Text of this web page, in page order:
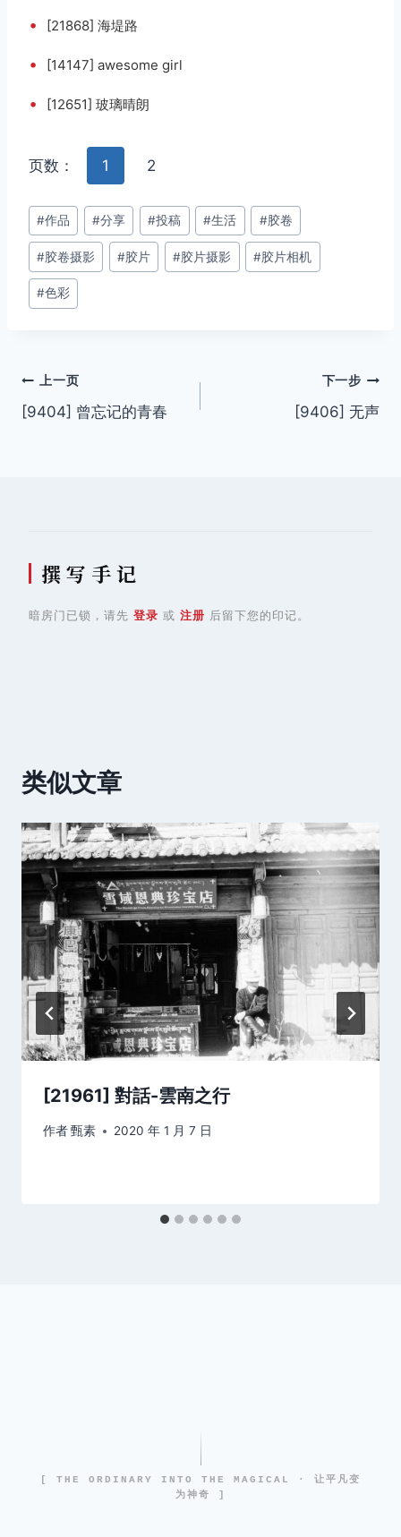
• [21868] 海堤路
• [14147] awesome girl
• [12651] 玻璃晴朗
页数： 1 2
文
章
标
签：
#作品 #分享 #投稿 #生活 #胶卷
#胶卷摄影 #胶片 #胶片摄影 #胶片相机
#色彩
文
章
上一页
[9404] 曾忘记的青春
下一步
[9406] 无声
撰 写 手 记
暗房门已锁，请先 登录 或 注册 后留下您的印记。
类似文章
[21961] 對話-雲南之行
作者甄素 2020 年 1 月 7 日
[ THE ORDINARY INTO THE MAGICAL · 让平凡变
为神奇 ]